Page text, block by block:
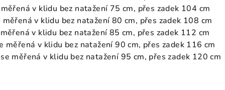
v klidu bez natažení 75 cm, přes zadek 104 cm
v klidu bez natažení 80 cm, přes zadek 108 cm
v klidu bez natažení 85 cm, přes zadek 112 cm
měřená v klidu bez natažení 90 cm, přes zadek 116 cm
měřená v klidu bez natažení 95 cm, přes zadek 120 cm